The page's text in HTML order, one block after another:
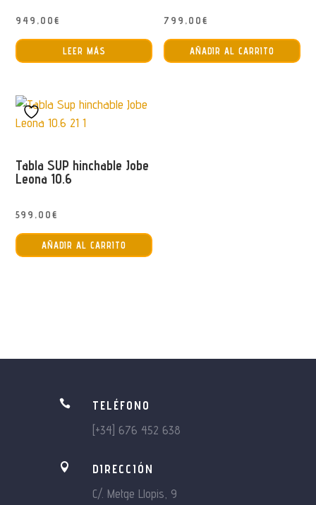
949,00€
LEER MÁS
799,00€
AÑADIR AL CARRITO
Tabla SUP hinchable Jobe
Leona 10.6
599,00€
AÑADIR AL CARRITO

TELÉFONO
[+34] 676 452 638

DIRECCIÓN
C/. Metge Llopis, 9